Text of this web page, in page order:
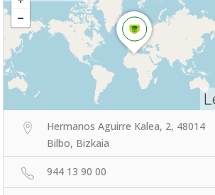
Hermanos Aguirre Kalea, 2, 48014
Bilbo, Bizkaia
944 13 90 00